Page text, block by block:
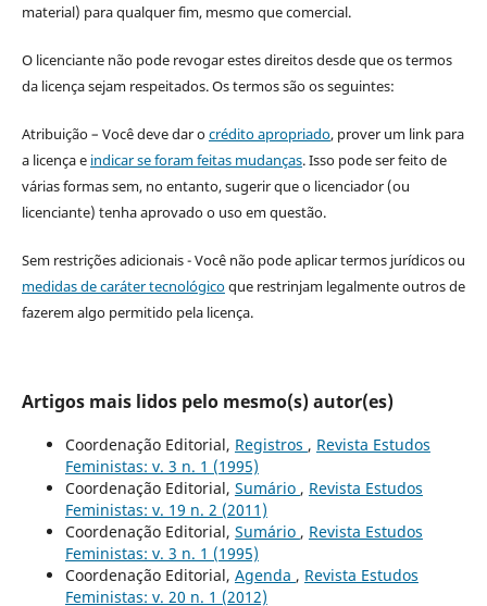
material) para qualquer fim, mesmo que comercial.
O licenciante não pode revogar estes direitos desde que os termos
da licença sejam respeitados. Os termos são os seguintes:
Atribuição – Você deve dar ocrédito apropriado, prover um link para
a licença e indicar se foram feitas mudanças. Isso pode ser feito de
várias formas sem, no entanto, sugerir que o licenciador (ou
licenciante) tenha aprovado o uso em questão.
Sem restrições adicionais - Você não pode aplicar termos jurídicos ou
medidas de caráter tecnológicoque restrinjam legalmente outros de
fazerem algo permitido pela licença.
Artigos mais lidos pelo mesmo(s) autor(es)
Coordenação Editorial, Registros , Revista Estudos
Feministas: v. 3 n. 1 (1995)
Coordenação Editorial, Sumário , Revista Estudos
Feministas: v. 19 n. 2 (2011)
Coordenação Editorial, Sumário , Revista Estudos
Feministas: v. 3 n. 1 (1995)
Coordenação Editorial, Agenda , Revista Estudos
Feministas: v. 20 n. 1 (2012)